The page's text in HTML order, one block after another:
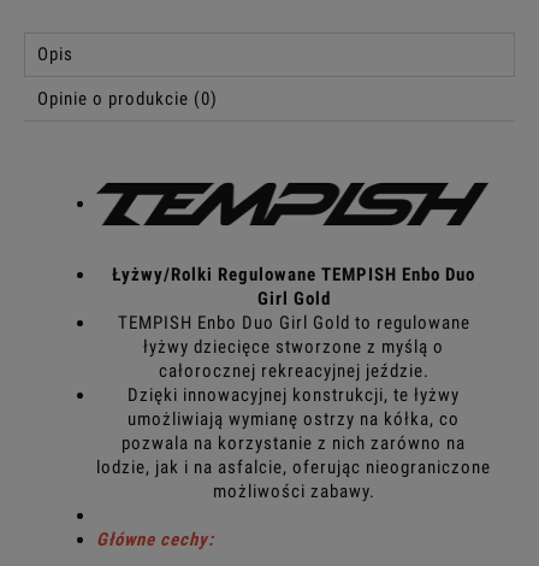
Opis
Opinie o produkcie (0)
Łyżwy/Rolki Regulowane TEMPISH Enbo Duo
Girl Gold
TEMPISH Enbo Duo Girl Gold to regulowane
łyżwy dziecięce stworzone z myślą o
całorocznej rekreacyjnej jeździe.
Dzięki innowacyjnej konstrukcji, te łyżwy
umożliwiają wymianę ostrzy na kółka, co
pozwala na korzystanie z nich zarówno na
lodzie, jak i na asfalcie, oferując nieograniczone
możliwości zabawy.
Główne cechy: